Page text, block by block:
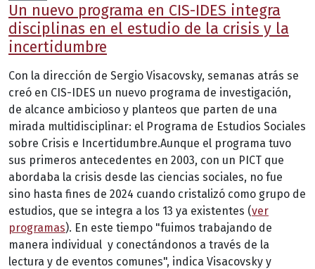
Un nuevo programa en CIS-IDES integra
disciplinas en el estudio de la crisis y la
incertidumbre
Con la dirección de Sergio Visacovsky, semanas atrás se
creó en CIS-IDES un nuevo programa de investigación,
de alcance ambicioso y planteos que parten de una
mirada multidisciplinar: el Programa de Estudios Sociales
sobre Crisis e Incertidumbre.Aunque el programa tuvo
sus primeros antecedentes en 2003, con un PICT que
abordaba la crisis desde las ciencias sociales, no fue
sino hasta fines de 2024 cuando cristalizó como grupo de
estudios, que se integra a los 13 ya existentes (ver
programas). En este tiempo "fuimos trabajando de
manera individual y conectándonos a través de la
lectura y de eventos comunes", indica Visacovsky y